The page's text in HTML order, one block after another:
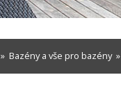
» Bazény a vše pro bazény»